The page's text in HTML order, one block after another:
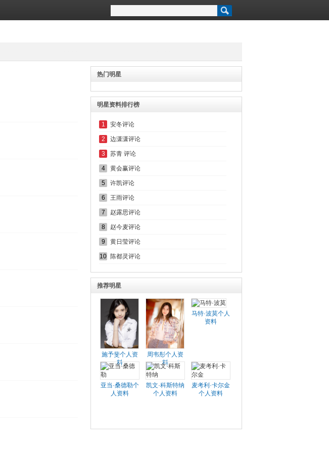
热门明星
明星资料排行榜
1 安冬评论
2 边潇潇评论
3 苏青 评论
4 黄会赢评论
5 许凯评论
6 王雨评论
7 赵露思评论
8 赵今麦评论
9 黄日莹评论
10 陈都灵评论
推荐明星
施予斐个人资
料
周韦彤个人资
料
马特·波莫个人
资料
亚当·桑德勒个
人资料
凯文·科斯特纳
个人资料
麦考利·卡尔金
个人资料